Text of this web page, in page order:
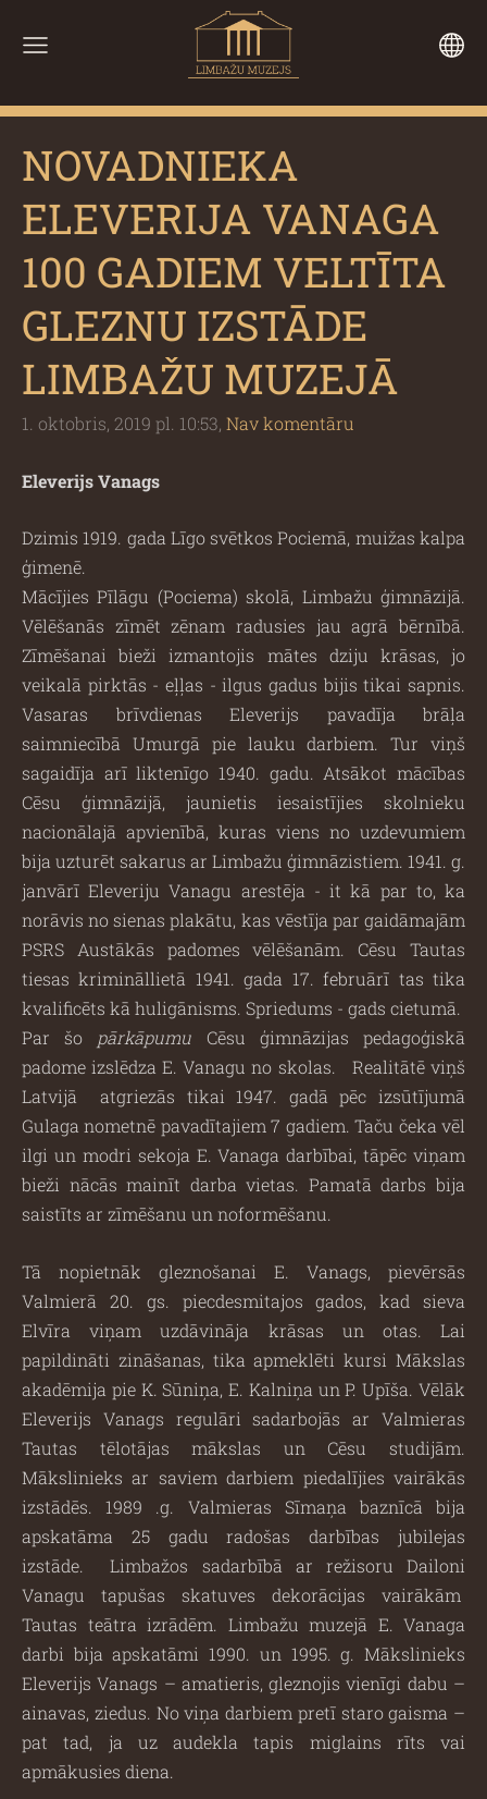
NOVADNIEKA
ELEVERIJA VANAGA
100 GADIEM VELTĪTA
GLEZNU IZSTĀDE
LIMBAŽU MUZEJĀ
1. oktobris, 2019 pl. 10:53, Nav komentāru
Eleverijs Vanags
Dzimis 1919. gada Līgo svētkos Pociemā, muižas kalpa
ģimenē.
Mācījies Pīlāgu (Pociema) skolā, Limbažu ģimnāzijā.
Vēlēšanās zīmēt zēnam radusies jau agrā bērnībā.
Zīmēšanai bieži izmantojis mātes dziju krāsas, jo
veikalā pirktās - eļļas - ilgus gadus bijis tikai sapnis.
Vasaras brīvdienas Eleverijs pavadīja brāļa
saimniecībā Umurgā pie lauku darbiem. Tur viņš
sagaidīja arī liktenīgo 1940. gadu. Atsākot mācības
Cēsu ģimnāzijā, jaunietis iesaistījies skolnieku
nacionālajā apvienībā, kuras viens no uzdevumiem
bija uzturēt sakarus ar Limbažu ģimnāzistiem. 1941. g.
janvārī Eleveriju Vanagu arestēja - it kā par to, ka
norāvis no sienas plakātu, kas vēstīja par gaidāmajām
PSRS Austākās padomes vēlēšanām. Cēsu Tautas
tiesas krimināllietā 1941. gada 17. februārī tas tika
kvalificēts kā huligānisms. Spriedums - gads cietumā.
Par šo pārkāpumu Cēsu ģimnāzijas pedagoģiskā
padome izslēdza E. Vanagu no skolas.
Realitātē viņš
Latvijā
atgriezās tikai 1947. gadā pēc izsūtījumā
Gulaga nometnē pavadītajiem 7 gadiem. Taču čeka vēl
ilgi un modri sekoja E. Vanaga darbībai, tāpēc viņam
bieži nācās mainīt darba vietas. Pamatā darbs bija
saistīts ar zīmēšanu un noformēšanu.
Tā nopietnāk gleznošanai E. Vanags, pievērsās
Valmierā 20. gs. piecdesmitajos gados, kad sieva
Elvīra viņam uzdāvināja krāsas un otas. Lai
papildināti zināšanas, tika apmeklēti kursi Mākslas
akadēmija pie K. Sūniņa, E. Kalniņa un P. Upīša. Vēlāk
Eleverijs Vanags regulāri sadarbojās ar Valmieras
Tautas tēlotājas mākslas un Cēsu studijām.
Mākslinieks ar saviem darbiem piedalījies vairākās
izstādēs. 1989 .g. Valmieras Sīmaņa baznīcā bija
apskatāma 25 gadu radošas darbības jubilejas
izstāde.
Limbažos sadarbībā ar režisoru Dailoni
Vanagu tapušas skatuves dekorācijas vairākām
Tautas teātra izrādēm. Limbažu muzejā E. Vanaga
darbi bija apskatāmi 1990. un 1995. g. Mākslinieks
Eleverijs Vanags – amatieris, gleznojis vienīgi dabu –
ainavas, ziedus. No viņa darbiem pretī staro gaisma –
pat tad, ja uz audekla tapis miglains rīts vai
apmākusies diena.